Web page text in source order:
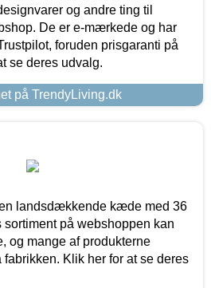
og andre ting til
De er e-mærkede og har
foruden prisgaranti på
se deres udvalg.
på TrendyLiving.dk
landsdækkende kæde med 36
sortiment på webshoppen kan
og mange af produkterne
fabrikken. Klik her for at se deres